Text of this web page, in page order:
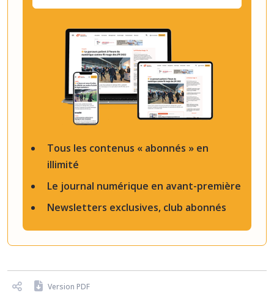
Tous les contenus « abonnés » en
illimité
Le journal numérique en avant-première
Newsletters exclusives, club abonnés
Version PDF